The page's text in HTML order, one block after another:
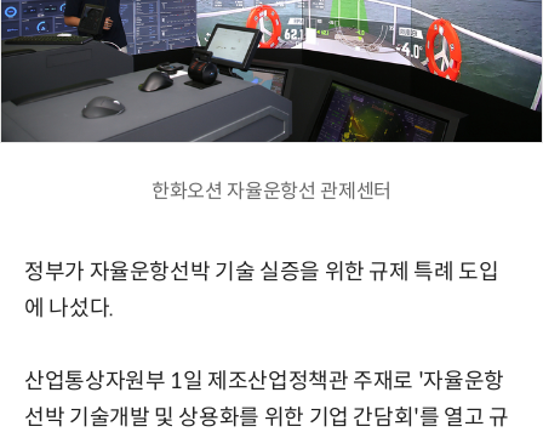
한화오션 자율운항선 관제센터
정부가 자율운항선박 기술 실증을 위한 규제 특례 도입
에 나섰다.
산업통상자원부 1일 제조산업정책관 주재로 '자율운항
선박 기술개발 및 상용화를 위한 기업 간담회'를 열고 규